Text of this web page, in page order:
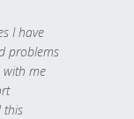
I have
problems
with me
this